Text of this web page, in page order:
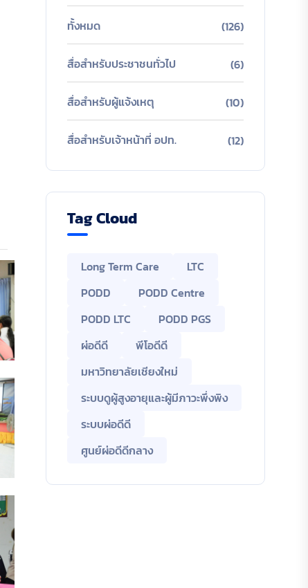
ทั้งหมด (126)
สื่อสำหรับประชาชนทั่วไป (6)
สื่อสำหรับผู้แจ้งเหตุ (10)
สื่อสำหรับเจ้าหน้าที่ อปท. (12)
Tag Cloud
Long Term Care
LTC
PODD
PODD Centre
PODD LTC
PODD PGS
ผ่อดีดี
พีโอดีดี
มหาวิทยาลัยเชียงใหม่
ระบบดูผู้สูงอายุและผู้มีภาวะพึ่งพิง
ระบบผ่อดีดี
ศูนย์ผ่อดีดีกลาง